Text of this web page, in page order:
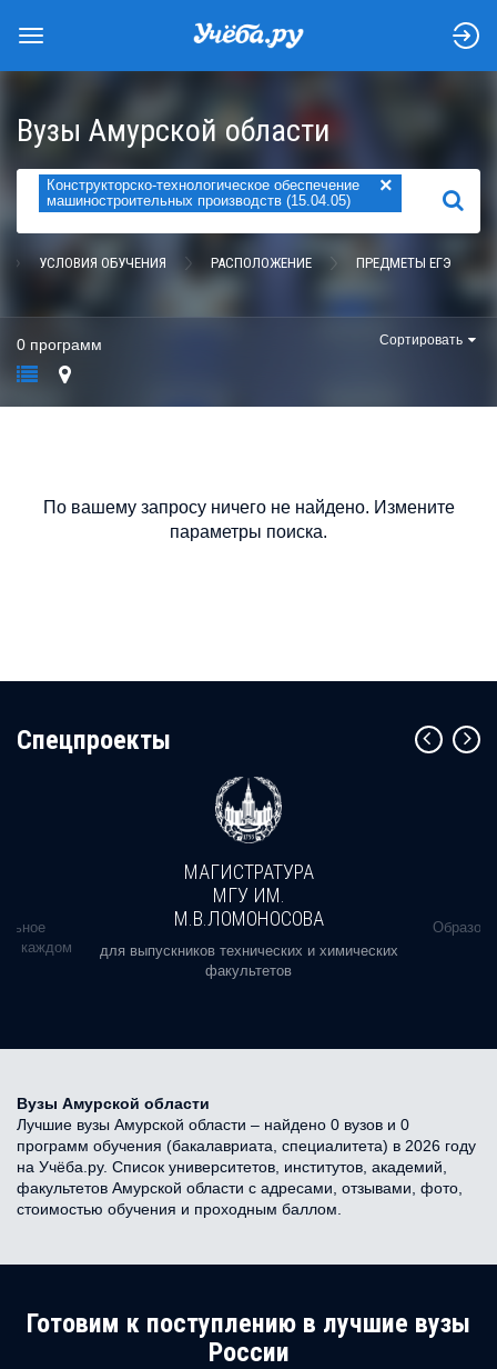
Вузы Амурской области
Конструкторско-технологическое обеспечение
машиностроительных производств (15.04.05)
×
НАЙТИ
УСЛОВИЯ ОБУЧЕНИЯ РАСПОЛОЖЕНИЕ ПРЕДМЕТЫ ЕГЭ
0 программ Сортировать
По вашему запросу ничего не найдено. Измените
параметры поиска.
Cпецпроекты
в каждом
МАГИСТРАТУРА
МГУ ИМ.
М.В.ЛОМОНОСОВА
для выпускников технических и химических
факультетов
Вузы Амурской области
Лучшие вузы Амурской области – найдено 0 вузов и 0
программ обучения (бакалавриата, специалитета) в 2026 году
на Учёба.ру. Список университетов, институтов, академий,
факультетов Амурской области с адресами, отзывами, фото,
стоимостью обучения и проходным баллом.
Готовим к поступлению в лучшие вузы
России